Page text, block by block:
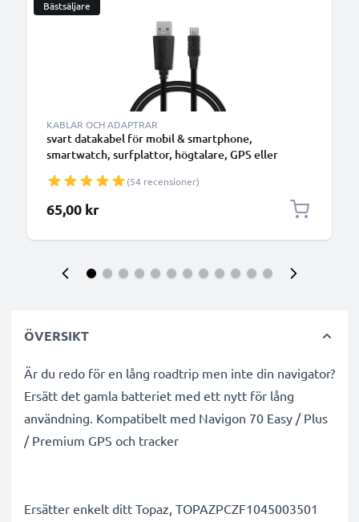
Bästsäljare
KABLAR OCH ADAPTRAR
svart datakabel för mobil & smartphone,
smartwatch, surfplattor, högtalare, GPS eller
sladd
(54 recensioner)
65,00 kr
ÖVERSIKT
Är du redo för en lång roadtrip men inte din navigator?
Ersätt det gamla batteriet med ett nytt för lång
användning. Kompatibelt med Navigon 70 Easy / Plus
/ Premium GPS och tracker
Ersätter enkelt ditt Topaz, TOPAZPCZF1045003501